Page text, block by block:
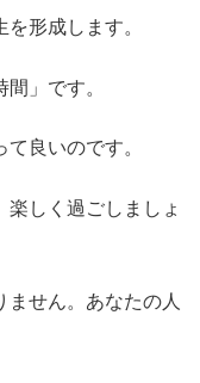
形成します。
」です。
良いのです。
しく過ごしましょ
せん。あなたの人